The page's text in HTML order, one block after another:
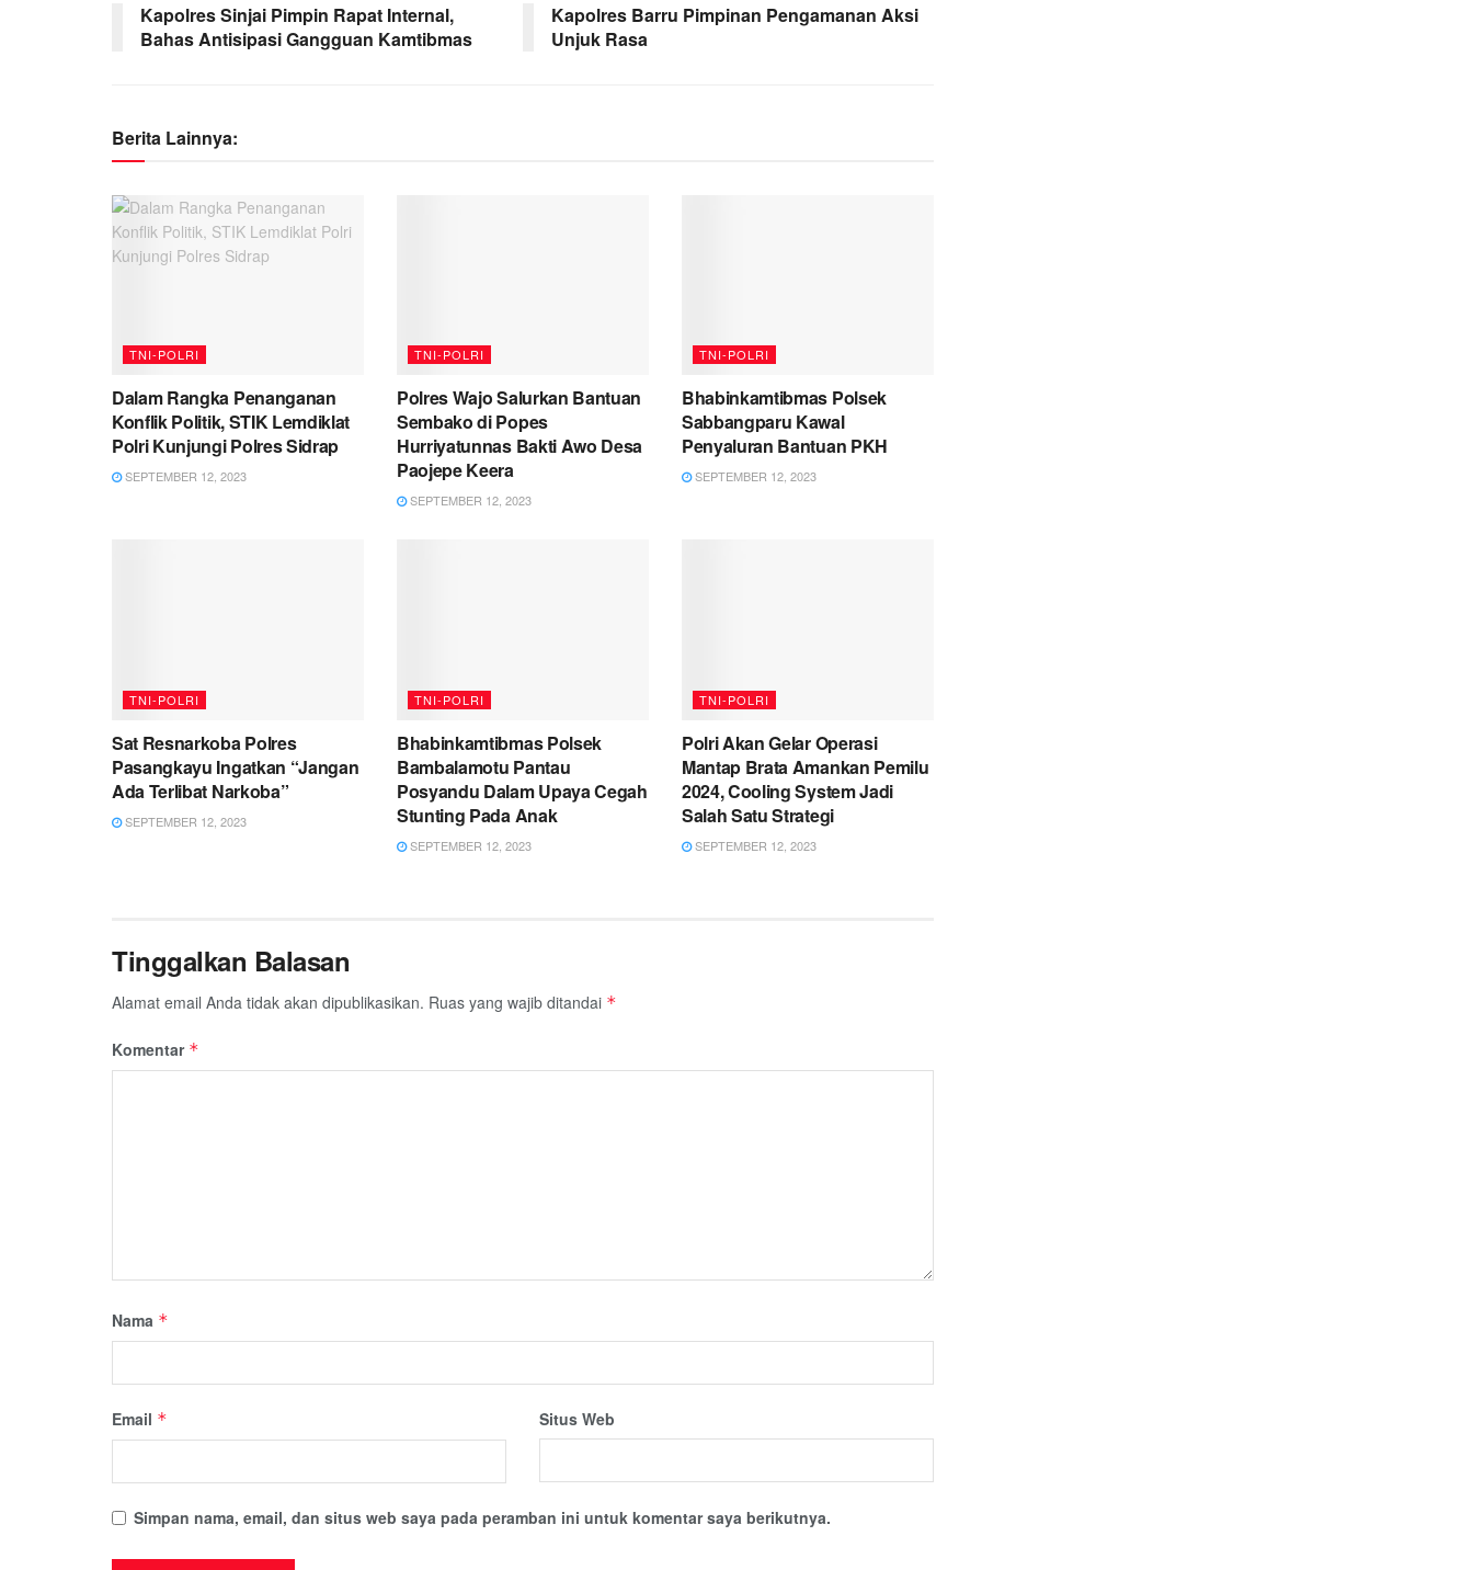
Kapolres Sinjai Pimpin Rapat Internal,
Bahas Antisipasi Gangguan Kamtibmas
Kapolres Barru Pimpinan Pengamanan Aksi
Unjuk Rasa
Berita Lainnya:
TNI-POLRI
Dalam Rangka Penanganan
Konflik Politik, STIK Lemdiklat
Polri Kunjungi Polres Sidrap
SEPTEMBER 12, 2023
TNI-POLRI
Polres Wajo Salurkan Bantuan
Sembako di Popes
Hurriyatunnas Bakti Awo Desa
Paojepe Keera
SEPTEMBER 12, 2023
TNI-POLRI
Bhabinkamtibmas Polsek
Sabbangparu Kawal
Penyaluran Bantuan PKH
SEPTEMBER 12, 2023
TNI-POLRI
Sat Resnarkoba Polres
Pasangkayu Ingatkan “Jangan
Ada Terlibat Narkoba”
SEPTEMBER 12, 2023
TNI-POLRI
Bhabinkamtibmas Polsek
Bambalamotu Pantau
Posyandu Dalam Upaya Cegah
Stunting Pada Anak
SEPTEMBER 12, 2023
TNI-POLRI
Polri Akan Gelar Operasi
Mantap Brata Amankan Pemilu
2024, Cooling System Jadi
Salah Satu Strategi
SEPTEMBER 12, 2023
Tinggalkan Balasan
Alamat email Anda tidak akan dipublikasikan. Ruas yang wajib ditandai *
Komentar *
Nama *
Email * Situs Web
Simpan nama, email, dan situs web saya pada peramban ini untuk komentar saya berikutnya.